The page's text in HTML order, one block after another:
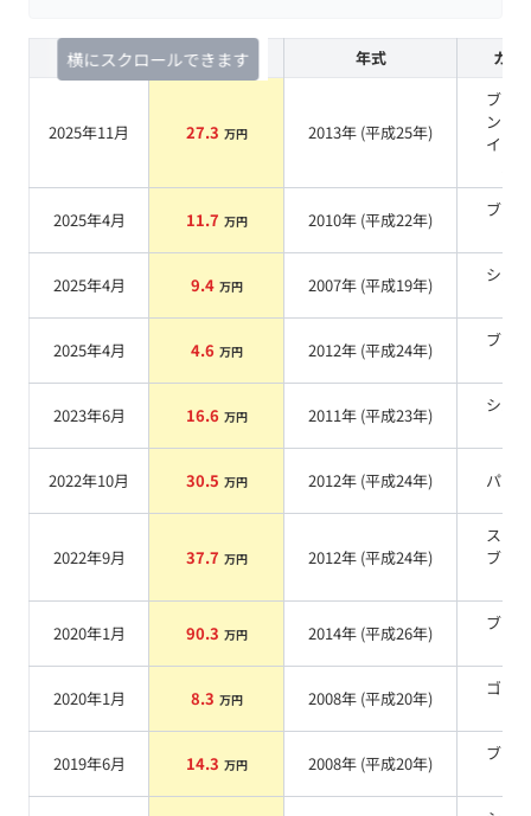
横にスクロールできます
査定時期 セルカ実績 年式 カラ
2025年11月 27.3 万円 2013年 (平成25年)
ブリ
ント
イト
2025年4月 11.7 万円 2010年 (平成22年)
ブラ
2025年4月 9.4 万円 2007年 (平成19年)
シル
2025年4月 4.6 万円 2012年 (平成24年)
ブラ
2023年6月 16.6 万円 2011年 (平成23年)
シル
2022年10月 30.5 万円 2012年 (平成24年) パール
2022年9月 37.7 万円 2012年 (平成24年)
スー
ブラ
2020年1月 90.3 万円 2014年 (平成26年)
ブラ
2020年1月 8.3 万円 2008年 (平成20年)
ゴー
2019年6月 14.3 万円 2008年 (平成20年)
ブラ